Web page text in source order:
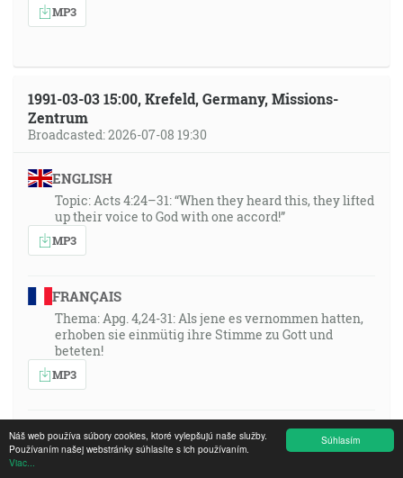
Súhlasím
Náš web používa súbory cookies, ktoré vylepšujú naše služby.
Používaním našej webstránky súhlasíte s ich používaním.
Viac...
MP3
1991-03-03 15:00, Krefeld, Germany, Missions-
Zentrum
Broadcasted: 2026-07-08 19:30
ENGLISH
Topic: Acts 4:24–31: “When they heard this, they lifted
up their voice to God with one accord!”
MP3
FRANÇAIS
Thema: Apg. 4,24-31: Als jene es vernommen hatten,
erhoben sie einmütig ihre Stimme zu Gott und
beteten!
MP3
SWAHILI DRC
MP3